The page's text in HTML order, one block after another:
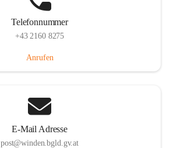
Telefonnummer
+43 2160 8275
Anrufen
E-Mail Adresse
post@winden.bgld.gv.at